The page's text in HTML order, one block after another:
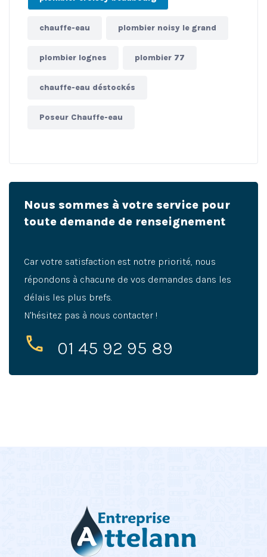
chauffe-eau plombier noisy le grand
plombier lognes plombier 77
chauffe-eau déstockés
Poseur Chauffe-eau
Nous sommes à votre service pour
toute demande de renseignement
Car votre satisfaction est notre priorité, nous
répondons à chacune de vos demandes dans les
délais les plus brefs.
N'hésitez pas à nous contacter !
01 45 92 95 89